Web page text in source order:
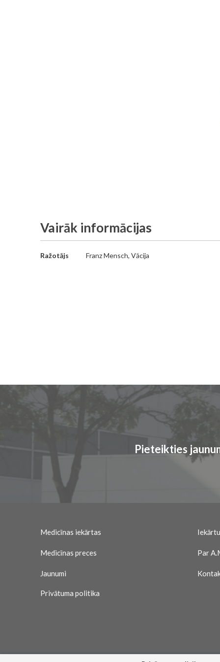
Vairāk informācijas
Vairāk
Ražotājs Franz Mensch, Vācija
Pieteikties
Medicīnas iekārtas
Medicīnas preces Par
Jaunumi
Privātuma politika